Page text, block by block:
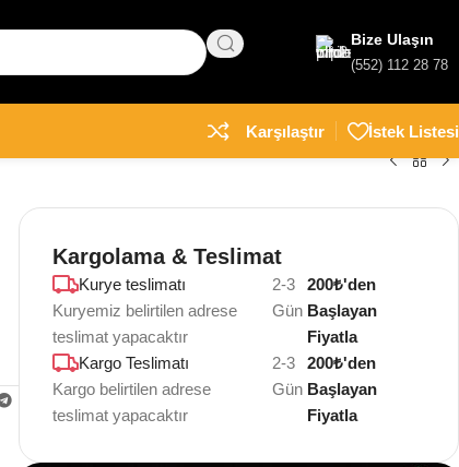
Bize Ulaşın
(552) 112 28 78
Karşılaştır
İstek Listesi
Kargolama & Teslimat
Kurye teslimatı
Kuryemiz belirtilen adrese
teslimat yapacaktır
2-3
Gün
200₺'den
Başlayan
Fiyatla
Kargo Teslimatı
Kargo belirtilen adrese
teslimat yapacaktır
2-3
Gün
200₺'den
Başlayan
Fiyatla